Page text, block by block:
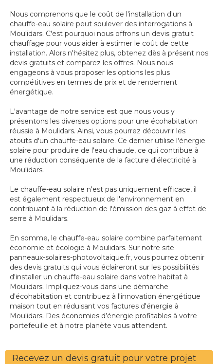
Nous comprenons que le coût de l'installation d'un
chauffe-eau solaire peut soulever des interrogations à
Moulidars. C'est pourquoi nous offrons un devis gratuit
chauffage pour vous aider à estimer le coût de cette
installation. Alors n'hésitez plus, obtenez dès à présent nos
devis gratuits et comparez les offres. Nous nous
engageons à vous proposer les options les plus
compétitives en termes de prix et de rendement
énergétique.
L'avantage de notre service est que nous vous y
présentons les diverses options pour une écohabitation
réussie à Moulidars. Ainsi, vous pourrez découvrir les
atouts d'un chauffe-eau solaire. Ce dernier utilise l'énergie
solaire pour produire de l'eau chaude, ce qui contribue à
une réduction conséquente de la facture d'électricité à
Moulidars.
Le chauffe-eau solaire n'est pas uniquement efficace, il
est également respectueux de l'environnement en
contribuant à la réduction de l'émission des gaz à effet de
serre à Moulidars.
En somme, le chauffe-eau solaire combine parfaitement
économie et écologie à Moulidars. Sur notre site
panneaux-solaires-photovoltaique.fr, vous pourrez obtenir
des devis gratuits qui vous éclaireront sur les possibilités
d'installer un chauffe-eau solaire dans votre habitat à
Moulidars. Impliquez-vous dans une démarche
d'écohabitation et contribuez à l'innovation énergétique
maison tout en réduisant vos factures d'énergie à
Moulidars. Des économies d’énergie profitables à votre
portefeuille et à notre planète vous attendent.
Recevez un devis gratuit pour votre projet